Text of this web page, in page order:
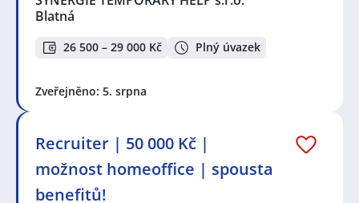
Blatná
26 500 – 29 000 Kč Plný úvazek
Zveřejněno: 5. srpna
Recruiter | 50 000 Kč |
možnost homeoffice | spousta
benefitů!